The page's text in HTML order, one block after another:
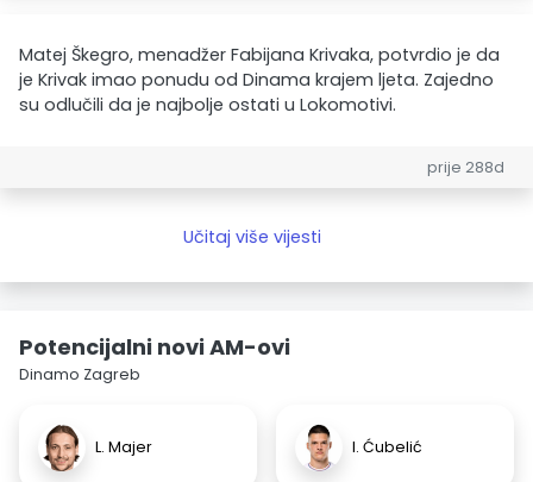
Matej Škegro, menadžer Fabijana Krivaka, potvrdio je da
je Krivak imao ponudu od Dinama krajem ljeta. Zajedno
su odlučili da je najbolje ostati u Lokomotivi.
prije 288d
Učitaj više vijesti
Potencijalni novi AM-ovi
Dinamo Zagreb
L. Majer I. Ćubelić